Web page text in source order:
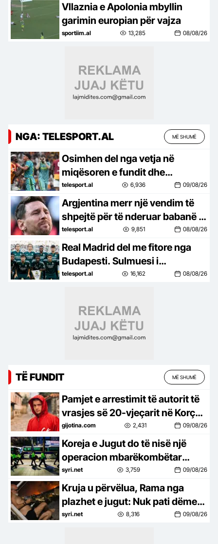
Vllaznia e Apolonia mbyllin
garimin europian për vajza
sportiim.al 13,285 08/08/26
NGA: TELESPORT.AL MË SHUMË
Osimhen del nga vetja në
miqësoren e fundit dhe
shkakton një kaos të vërtetë në
fushë (video)
telesport.al 6,936 09/08/26
Argjentina merr një vendim të
shpejtë për të nderuar babanë e
Messit. Hyn direkt në fuqi
telesport.al 9,851 08/08/26
Real Madrid del me fitore nga
Budapesti. Sulmuesi i
transferuar këtë verë e bën
telesport.al 16,162 08/08/26
TË FUNDIT MË SHUMË
Pamjet e arrestimit të autorit të
vrasjes së 20-vjeçarit në Korçë
(VIDEO)
gijotina.com 2,431 09/08/26
Koreja e Jugut do të nisë një
operacion mbarëkombëtar
kundër krimit të organizuar
syri.net 3,759 09/08/26
Kruja u përvëlua, Rama nga
plazhet e jugut: Nuk pati dëme…
syri.net 8,316 09/08/26